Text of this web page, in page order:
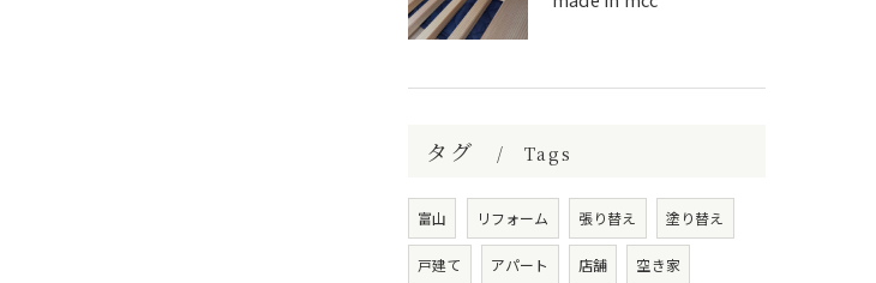
タグ Tags
富山 リフォーム 張り替え 塗り替え
戸建て アパート 店舗 空き家